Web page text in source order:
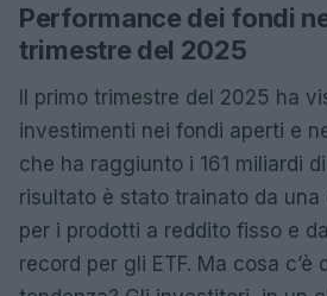
Performance dei fondi
trimestre del 2025
Il primo trimestre del 2025 ha
investimenti nei fondi aperti e
che ha raggiunto i 161 miliardi
risultato è stato trainato da una
per i prodotti a reddito fisso e
record per gli ETF. Ma cosa c’è